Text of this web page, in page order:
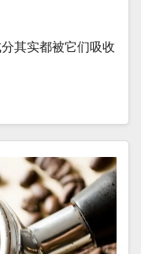
其实都被它们吸收